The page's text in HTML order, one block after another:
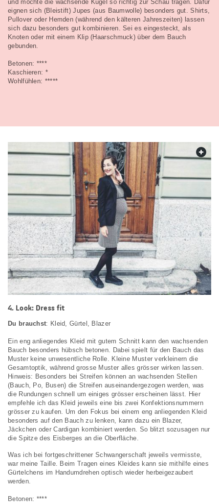
und möchte die wachsende Kugel so richtig zur Schau tragen. Dafür
eignen sich (Bleistift) Jupes (aus Baumwolle) besonders gut. Shirts,
Pullover oder Hemden (während den kälteren Jahreszeiten) lassen
sich dazu besonders gut kombinieren. Sei es eingesteckt, als
Knoten oder mit einem Klip (Haarschmuck) über dem Bauch
gebunden.
Betonen: ****
Kaschieren: *
Wohlfühlen: *****
4. Look: Dress fit
Du brauchst: Kleid, Gürtel, Blazer
Ein eng anliegendes Kleid mit gutem Schnitt kann den wachsenden
Bauch besonders hübsch betonen. Dabei spielt für den Bauch das
Muster keine unwesentliche Rolle. Kleine Muster verkleinern die
Gesamtoptik, während grosse Muster alles grösser wirken lassen.
Hinweis: Besonders bei Streifen können an wachsenden Stellen
(Bauch, Po, Busen) die Streifen auseinandergezogen werden, was
die Rundungen schnell um einiges grösser erscheinen lässt. Hier
empfehle ich das Kleid jeweils eine bis zwei Konfektionsnummern
grösser zu kaufen. Um den Fokus bei einem eng anliegenden Kleid
besonders auf den Bauch zu lenken, kann dazu ein Blazer,
Jäckchen oder Cardigan kombiniert werden. So blitzt sozusagen nur
die Spitze des Eisberges an die Oberfläche.
Was ich bei fortgeschrittener Schwangerschaft jeweils vermisste,
war meine Taille. Beim Tragen eines Kleides kann sie mithilfe eines
Gürtelchens im Handumdrehen optisch wieder herbeigezaubert
werden.
Betonen: ****